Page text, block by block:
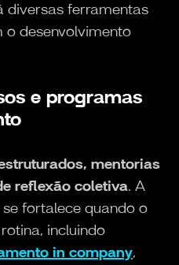
diversas ferramentas
o desenvolvimento
e programas
mentorias
reflexão coletiva. A
fortalece quando o
incluindo
in company,